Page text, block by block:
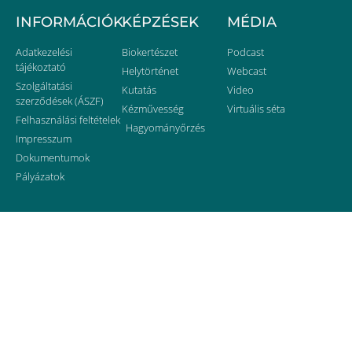
INFORMÁCIÓK
Adatkezelési
tájékoztató
Szolgáltatási
szerződések (ÁSZF)
Felhasználási feltételek
Impresszum
Dokumentumok
Pályázatok
KÉPZÉSEK
Biokertészet
Helytörténet
Kutatás
Kézművesség
Hagyományőrzés
MÉDIA
Podcast
Webcast
Video
Virtuális séta